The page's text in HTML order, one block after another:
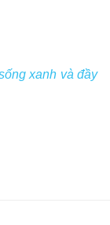
xanh và đầy